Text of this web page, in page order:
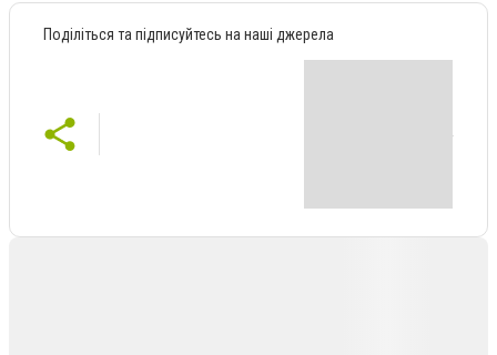
Поділіться та підписуйтесь на наші джерела